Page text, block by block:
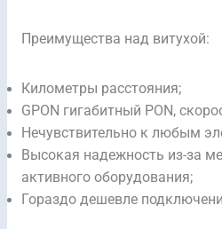
Преимущества над витухой:
Километры расстояния;
GPON гигабитный PON,
Нечувствительно к любым
Высокая надежность из-за
активного оборудования;
Гораздо дешевле